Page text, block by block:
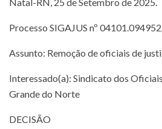
Processo SIGAJUS nº
Assunto: Remoção de oficiais de
Interessado(a): Sindicato dos
Grande do Norte
DECISÃO